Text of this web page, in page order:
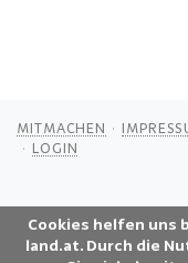
Cookies helfen uns
land.at. Durch die
MITMACHEN
LOGIN